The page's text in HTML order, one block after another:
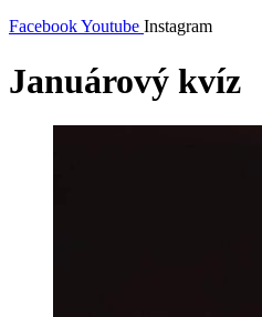
FacebookYoutube Instagram
Januárový kvíz